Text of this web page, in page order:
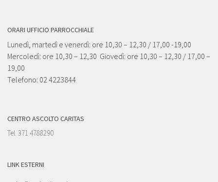
ORARI UFFICIO PARROCCHIALE
Lunedì, martedì e venerdì: ore 10,30 – 12,30 / 17,00 -19,00
Mercoledì: ore 10,30 – 12,30 Giovedì: ore 10,30 – 12,30 / 17,00 –
19,00
Telefono: 02 4223844
CENTRO ASCOLTO CARITAS
Tel. 371 4788290
LINK ESTERNI